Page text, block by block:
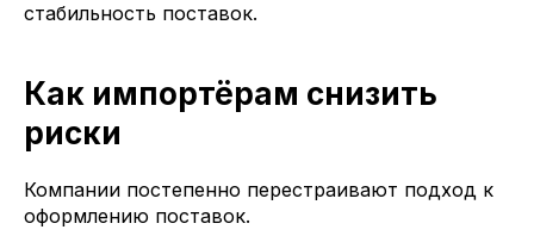
стабильность поставок.
Как импортёрам снизить
риски
Компании постепенно перестраивают подход к
оформлению поставок.